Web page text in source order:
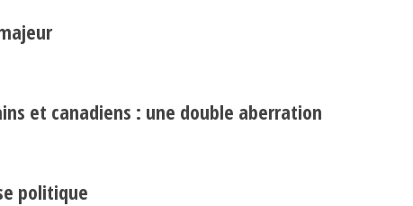
et canadiens : une double aberration
politique